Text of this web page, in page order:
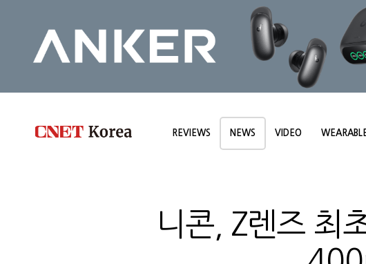
REVIEWS NEWS VIDEO
니콘, Z렌즈 최